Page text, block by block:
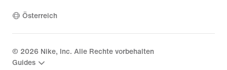
Österreich
© 2026 Nike, Inc. Alle Rechte vorbehalten
Guides